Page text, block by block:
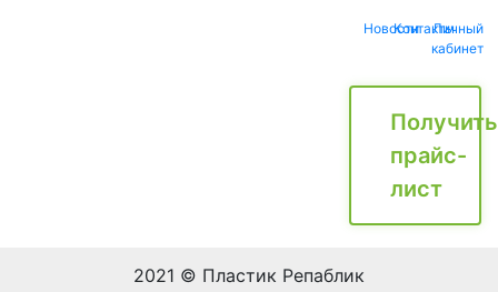
НовостиКонтактыЛичный
кабинет
Получить
прайс-
лист
2021 © Пластик Репаблик